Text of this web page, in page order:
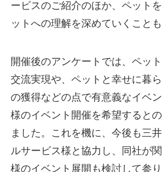
ービスのご紹介のほか、ペット
ットへの理解を深めていくこと
開催後のアンケートでは、ペッ
交流実現や、ペットと幸せに暮
の獲得などの点で有意義なイベ
様のイベント開催を希望すると
ました。これを機に、今後も三
ルサービス様と協力し、同社が
様のイベント展開も検討して参り